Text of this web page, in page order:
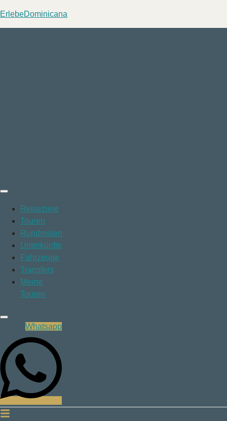
ErlebeDominicana
Reiseziele
Touren
Rundreisen
Unterkünfte
Fahrzeuge
Transfers
Meine
Touren
Whatsapp